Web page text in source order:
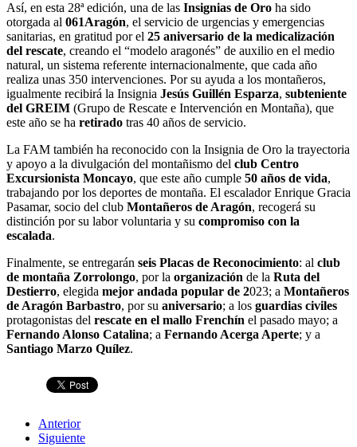
Así, en esta 28ª edición, una de las Insignias de Oro ha sido
otorgada al 061Aragón, el servicio de urgencias y emergencias
sanitarias, en gratitud por el 25 aniversario de la medicalización
del rescate, creando el “modelo aragonés” de auxilio en el medio
natural, un sistema referente internacionalmente, que cada año
realiza unas 350 intervenciones. Por su ayuda a los montañeros,
igualmente recibirá la Insignia Jesús Guillén Esparza, subteniente
del GREIM (Grupo de Rescate e Intervención en Montaña), que
este año se ha retirado tras 40 años de servicio.
La FAM también ha reconocido con la Insignia de Oro la trayectoria
y apoyo a la divulgación del montañismo del club Centro
Excursionista Moncayo, que este año cumple 50 años de vida,
trabajando por los deportes de montaña. El escalador Enrique Gracia
Pasamar, socio del club Montañeros de Aragón, recogerá su
distinción por su labor voluntaria y su compromiso con la
escalada.
Finalmente, se entregarán seis Placas de Reconocimiento: al club
de montaña Zorrolongo, por la organización de la Ruta del
Destierro, elegida mejor andada popular de 2023; a Montañeros
de Aragón Barbastro, por su aniversario; a los guardias civiles
protagonistas del rescate en el mallo Frenchín el pasado mayo; a
Fernando Alonso Catalina; a Fernando Acerga Aperte; y a
Santiago Marzo Quílez.
Anterior
Siguiente